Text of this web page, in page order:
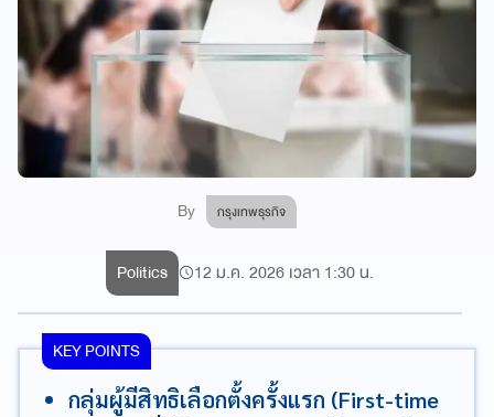
By กรุงเทพธุรกิจ
Politics 12 ม.ค. 2026 เวลา 1:30 น.
KEY POINTS
กลุ่มผู้มีสิทธิเลือกตั้งครั้งแรก (First-time